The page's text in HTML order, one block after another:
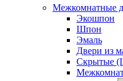
Межкомнатные
Экошпон
Шпон
Эмаль
Двери из
Скрытые